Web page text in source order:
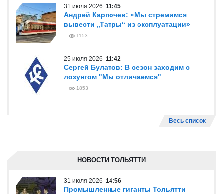
31 июля 2026 11:45
Андрей Карпочев: «Мы стремимся
вывести „Татры“ из эксплуатации»
1153
25 июля 2026 11:42
Сергей Булатов: В сезон заходим с
лозунгом "Мы отличаемся"
1853
Весь список
НОВОСТИ ТОЛЬЯТТИ
31 июля 2026 14:56
Промышленные гиганты Тольятти